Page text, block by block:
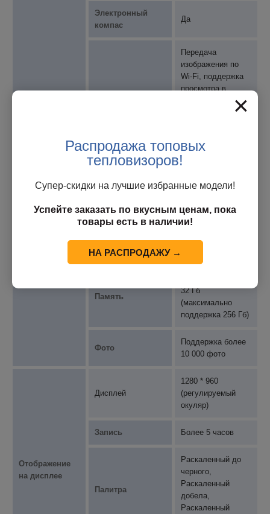
Электронный
компас
Да
Передача
изображения по
Wi-Fi, поддержка
просмотра в
режиме реального
видео и т. д. через
мобильное
курсор
Да
Отслеживание
горячих точек
Память
32 Гб
(максимально
поддержка 256 Гб)
Фото
Поддержка более
10 000 фото
Отображение
на дисплее
Дисплей
1280 * 960
(регулируемый
окуляр)
Запись Более 5 часов
Палитра
Раскаленный до
черного,
Раскаленный
добела,
Раскаленный
×
Распродажа топовых
тепловизоров!
Супер-скидки на лучшие избранные модели!
Успейте заказать по вкусным ценам, пока
товары есть в наличии!
НА РАСПРОДАЖУ →